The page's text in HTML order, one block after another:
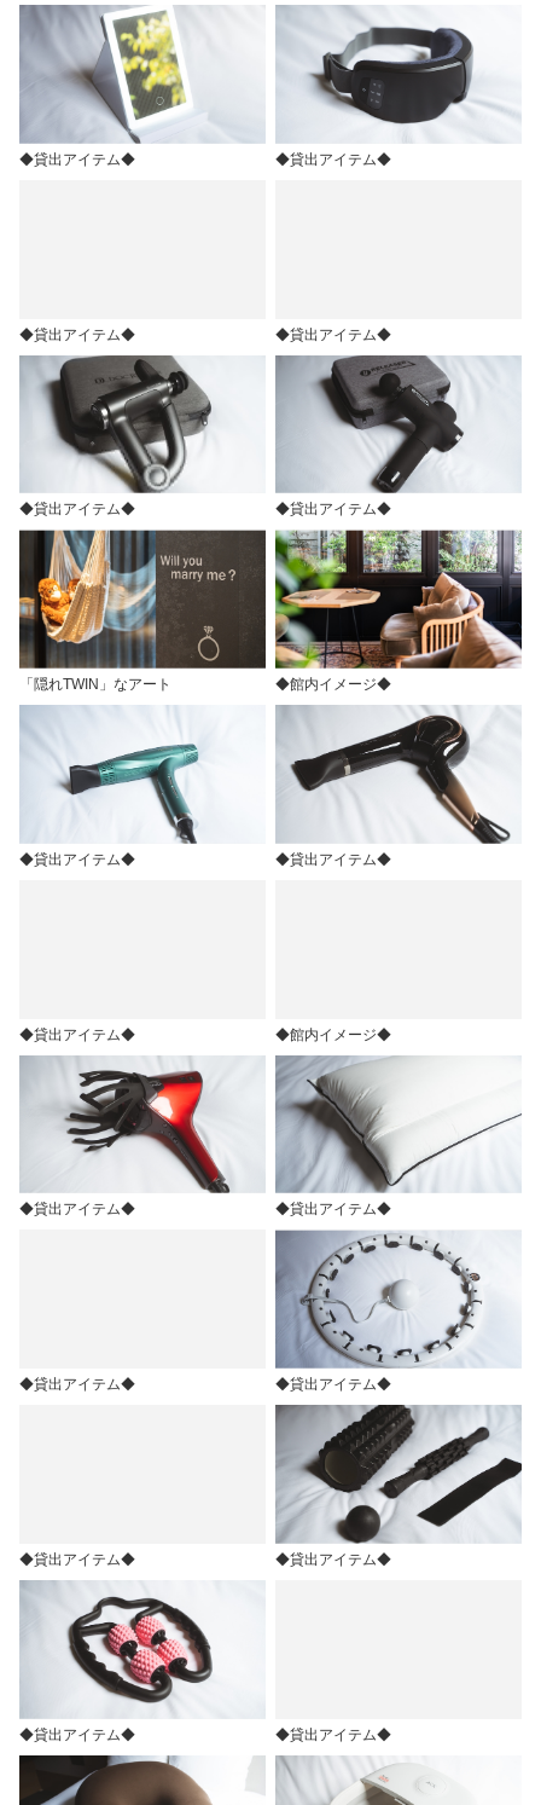
◆貸出アイテム◆ ◆貸出アイテム◆
◆貸出アイテム◆ ◆貸出アイテム◆
◆貸出アイテム◆ ◆貸出アイテム◆
「隠れTWIN」なアート ◆館内イメージ◆
◆貸出アイテム◆ ◆貸出アイテム◆
◆貸出アイテム◆ ◆館内イメージ◆
◆貸出アイテム◆ ◆貸出アイテム◆
◆貸出アイテム◆ ◆貸出アイテム◆
◆貸出アイテム◆ ◆貸出アイテム◆
◆貸出アイテム◆ ◆貸出アイテム◆